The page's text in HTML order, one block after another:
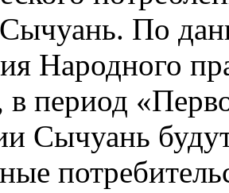
По
Народного
период
Сычуань